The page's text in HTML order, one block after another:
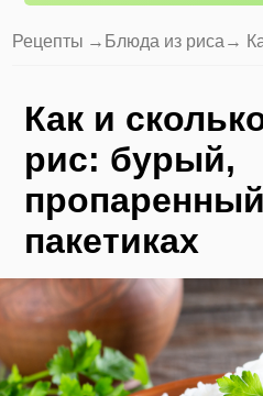
Рецепты → Блюда из риса →
Как и
рис: бурый,
пакетиках